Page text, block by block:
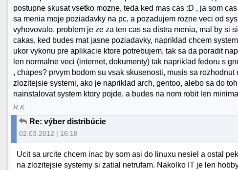
postupne skusat vsetko mozne, teda ked mas cas :D , ja som
sa menia moje poziadavky na pc, a pozadujem rozne veci od
vyhovovalo, problem je ze za ten cas sa distra menia, mal by si
cakas, ked budes mat jasne poziadavky, napriklad chcem
ukor vykonu pre aplikacie ktore potrebujem, tak sa da poradit
len normalne veci (internet, dokumenty) tak napriklad fedoru s
, chapes? prvym bodom su vsak skusenosti, musis sa
zlozitejsie systemi, ako je napriklad arch, gentoo, alebo sa do
nainstalovat system ktory pojde, a budes na nom robit len
R.K
Re: výber distribúcie
02.03.2012 | 16:18
Ucit sa urcite chcem inac by som asi do linuxu nesiel a ostal
na zlozitejsie systemy si zatial netrufam. Nakolko IT je len